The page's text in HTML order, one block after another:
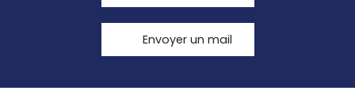
Envoyer un mail